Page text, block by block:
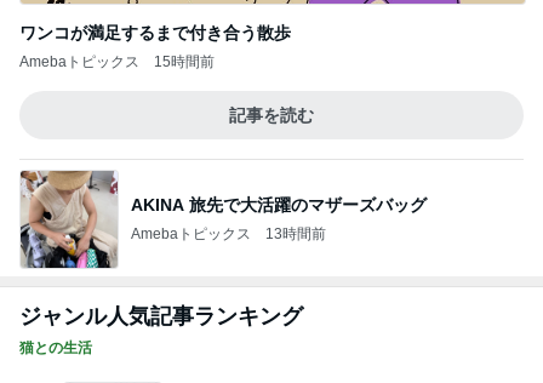
ワンコが満足するまで付き合う散歩
Amebaトピックス 15時間前
記事を読む
AKINA 旅先で大活躍のマザーズバッグ
Amebaトピックス 13時間前
ジャンル人気記事ランキング
猫との生活